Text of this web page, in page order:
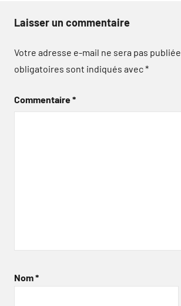
Laisser un commentaire
Votre adresse e-mail ne sera pas publiée.
obligatoires sont indiqués avec*
Commentaire*
Nom*